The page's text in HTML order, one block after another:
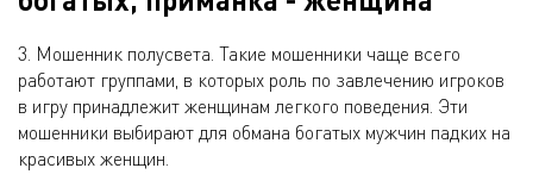
3. Мошенник полусвета. Такие мошенники чаще всего
работают группами, в которых роль по завлечению игроков
в игру принадлежит женщинам легкого поведения. Эти
мошенники выбирают для обмана богатых мужчин падких на
красивых женщин.